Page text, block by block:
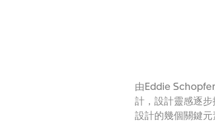
由Eddie
計，設計靈感逐
設計的幾個關鍵